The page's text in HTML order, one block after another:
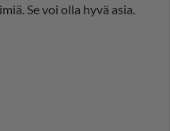
Se voi olla hyvä asia.